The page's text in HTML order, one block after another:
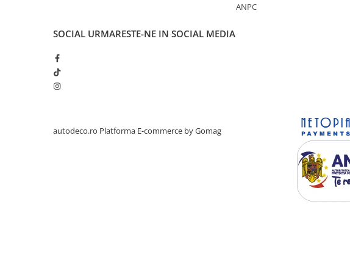
STICKERE PRINTATE
STICKERE UTILAJE AGRICOLE
VANATOARE - PESCUIT
STICKERE PERSONALIZATE
ANPC
SOCIAL URMARESTE-NE IN SOCIAL MEDIA
autodeco.ro Platforma E-commerce by Gomag